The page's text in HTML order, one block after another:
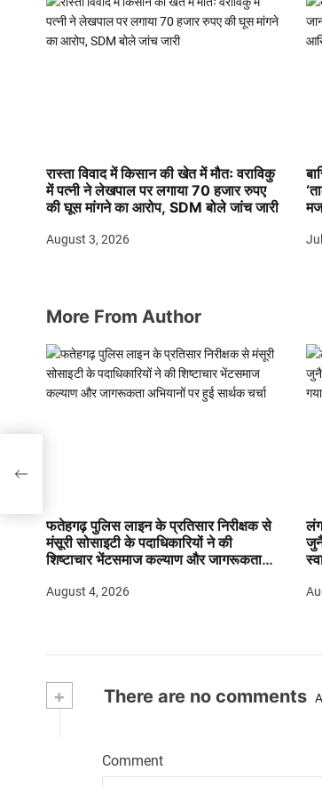
o
n
रास्ता विवाद में किसान की खेत में मौतः वराविकु
में पत्नी ने लेखपाल पर लगाया 70 हजार रुपए
की घूस मांगने का आरोप, SDM बोले जांच जारी
August 3, 2026
More From Author
फतेहगढ़ पुलिस लाइन के प्रतिसार निरीक्षक से
मंसूरी सोसाइटी के पदाधिकारियों ने की
शिष्टाचार भेंटसमाज कल्याण और जागरूकता
August 4, 2026
+ There are no comments
Comment